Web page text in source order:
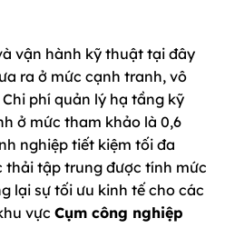
vận hành kỹ thuật tại đây
ra ở mức cạnh tranh, vô
phí quản lý hạ tầng kỹ
ở mức tham khảo là 0,6
nghiệp tiết kiệm tối đa
thải tập trung được tính mức
lại sự tối ưu kinh tế cho các
vực Cụm công nghiệp